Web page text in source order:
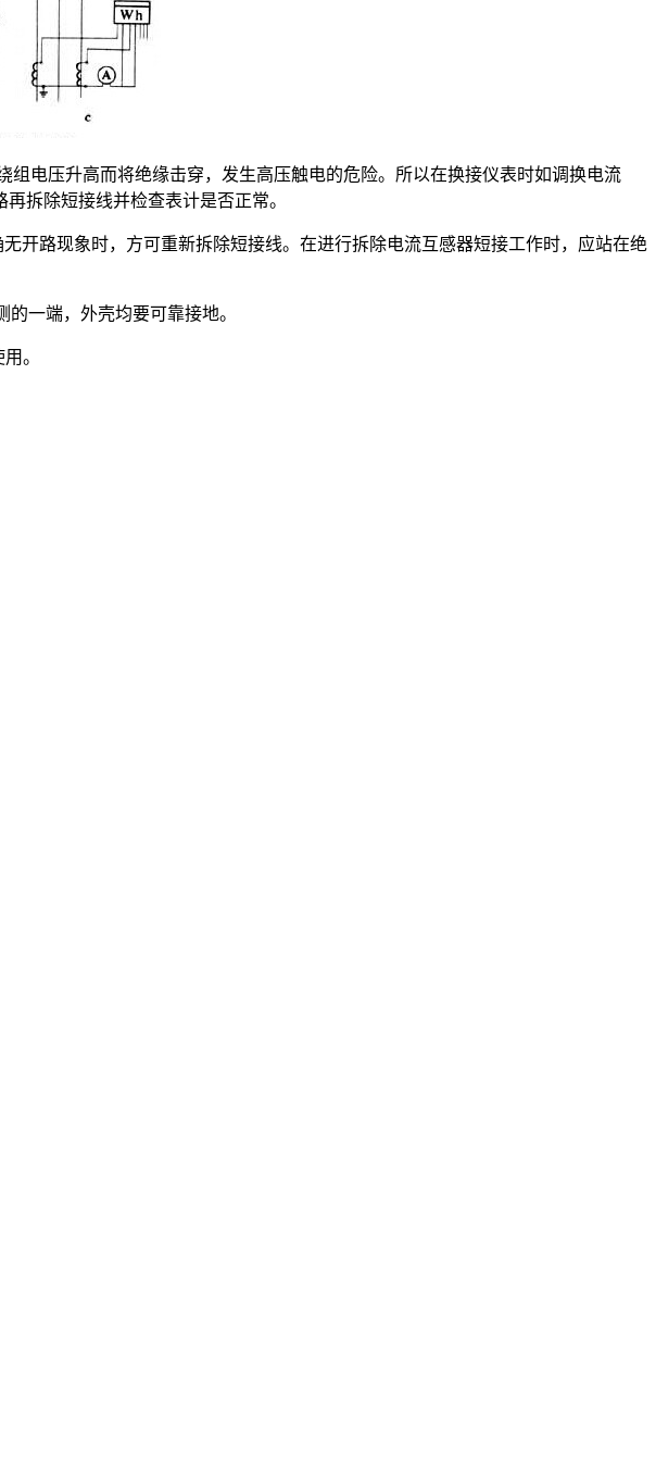
压升高而将绝缘击穿，发生高压触电的危险。所以在换接仪表时如调换电流
拆除短接线并检查表计是否正常。
路现象时，方可重新拆除短接线。在进行拆除电流互感器短接工作时，应站在绝
一端，外壳均要可靠接地。
。